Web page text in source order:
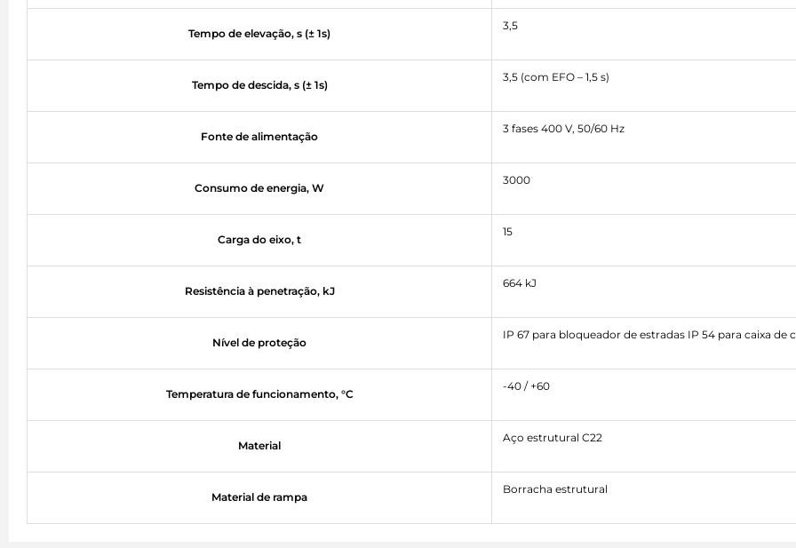
Tempo de elevação, s (± 1s)
3,5
Tempo de descida, s (± 1s)
3,5 (com EFO – 1,5 s)
Fonte de alimentação
3 fases 400 V, 50/60 Hz
Consumo de energia, W
3000
Carga do eixo, t
15
Resistência à penetração, kJ
664 kJ
Nível de proteção
IP 67 para bloqueador de estradas IP 54 para caixa de
Temperatura de funcionamento, °C
-40 / +60
Material
Aço estrutural C22
Material de rampa
Borracha estrutural